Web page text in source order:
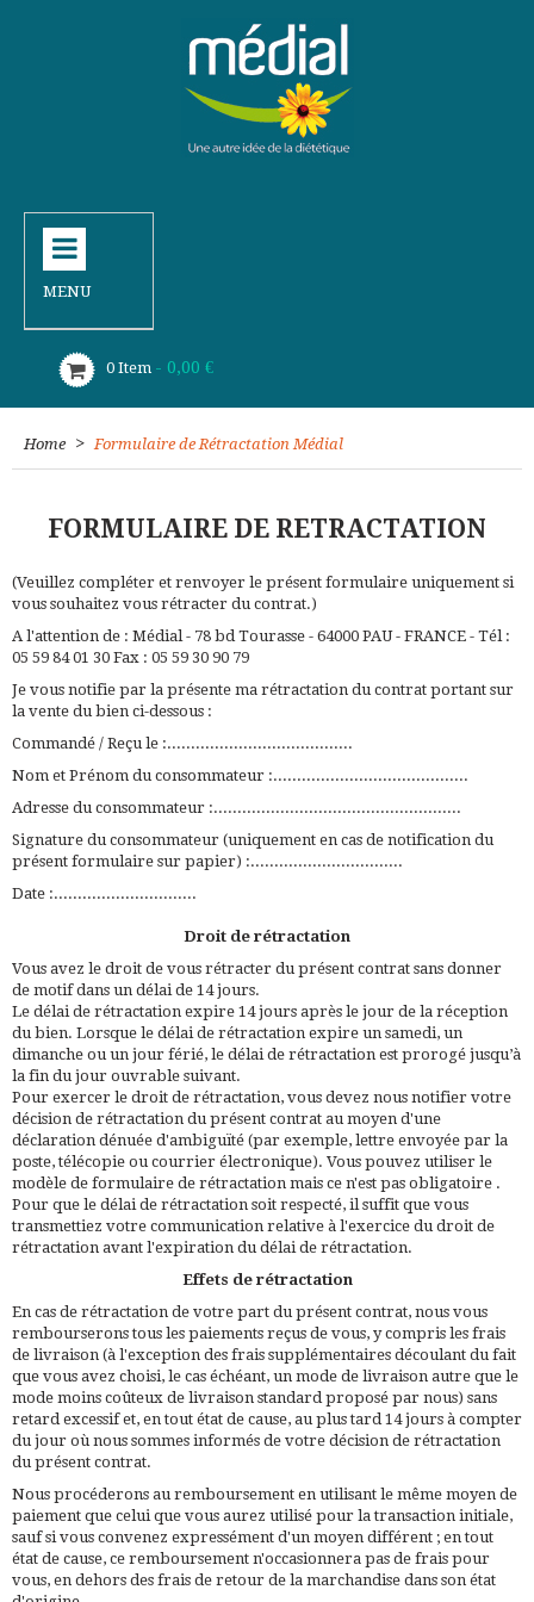
MENU
0Item - 0,00 €
Home > Formulaire de Rétractation Médial
FORMULAIRE DE RETRACTATION
(Veuillez compléter et renvoyer le présent formulaire uniquement si
vous souhaitez vous rétracter du contrat.)
A l'attention de : Médial - 78 bd Tourasse - 64000 PAU - FRANCE - Tél :
05 59 84 01 30 Fax : 05 59 30 90 79
Je vous notifie par la présente ma rétractation du contrat portant sur
la vente du bien ci-dessous :
Commandé / Reçu le :.......................................
Nom et Prénom du consommateur :.........................................
Adresse du consommateur :....................................................
Signature du consommateur (uniquement en cas de notification du
présent formulaire sur papier) :................................
Date :..............................
Droit de rétractation
Vous avez le droit de vous rétracter du présent contrat sans donner
de motif dans un délai de 14 jours.
Le délai de rétractation expire 14 jours après le jour de la réception
du bien. Lorsque le délai de rétractation expire un samedi, un
dimanche ou un jour férié, le délai de rétractation est prorogé jusqu’à
la fin du jour ouvrable suivant.
Pour exercer le droit de rétractation, vous devez nous notifier votre
décision de rétractation du présent contrat au moyen d'une
déclaration dénuée d'ambiguïté (par exemple, lettre envoyée par la
poste, télécopie ou courrier électronique). Vous pouvez utiliser le
modèle de formulaire de rétractation mais ce n'est pas obligatoire .
Pour que le délai de rétractation soit respecté, il suffit que vous
transmettiez votre communication relative à l'exercice du droit de
rétractation avant l'expiration du délai de rétractation.
Effets de rétractation
En cas de rétractation de votre part du présent contrat, nous vous
rembourserons tous les paiements reçus de vous, y compris les frais
de livraison (à l'exception des frais supplémentaires découlant du fait
que vous avez choisi, le cas échéant, un mode de livraison autre que le
mode moins coûteux de livraison standard proposé par nous) sans
retard excessif et, en tout état de cause, au plus tard 14 jours à compter
du jour où nous sommes informés de votre décision de rétractation
du présent contrat.
Nous procéderons au remboursement en utilisant le même moyen de
paiement que celui que vous aurez utilisé pour la transaction initiale,
sauf si vous convenez expressément d'un moyen différent ; en tout
état de cause, ce remboursement n'occasionnera pas de frais pour
vous, en dehors des frais de retour de la marchandise dans son état